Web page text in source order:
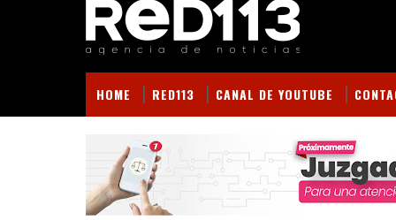
HOME RED113 CANAL DE YOUTUBE